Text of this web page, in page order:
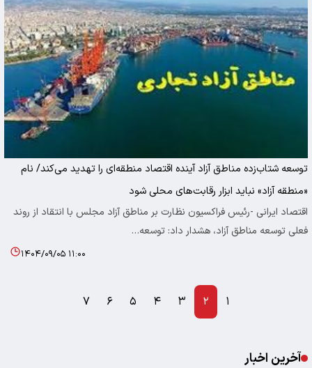
توسعه شتاب‌زده مناطق آزاد آینده اقتصاد منطقه‌ای را تهدید می‌کند/ نام
«منطقه آزاد» نباید ابزار رقابت‌های محلی شود
اقتصاد ایرانی -رئیس فراکسیون نظارت بر مناطق آزاد مجلس با انتقاد از روند
فعلی توسعه مناطق آزاد، هشدار داد: توسعه…
۱۴۰۴/۰۹/۰۵ ۱۱:۰۰
۱ ۲ ۳ ۴ ۵ ۶ ۷
آخرین اخبار